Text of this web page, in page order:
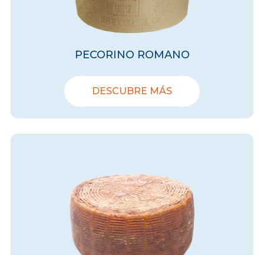
PECORINO ROMANO
DESCUBRE MÁS